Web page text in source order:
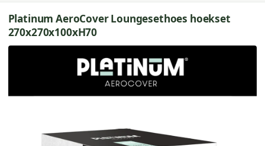
Platinum AeroCover Loungesethoes hoekset
270x270x100xH70